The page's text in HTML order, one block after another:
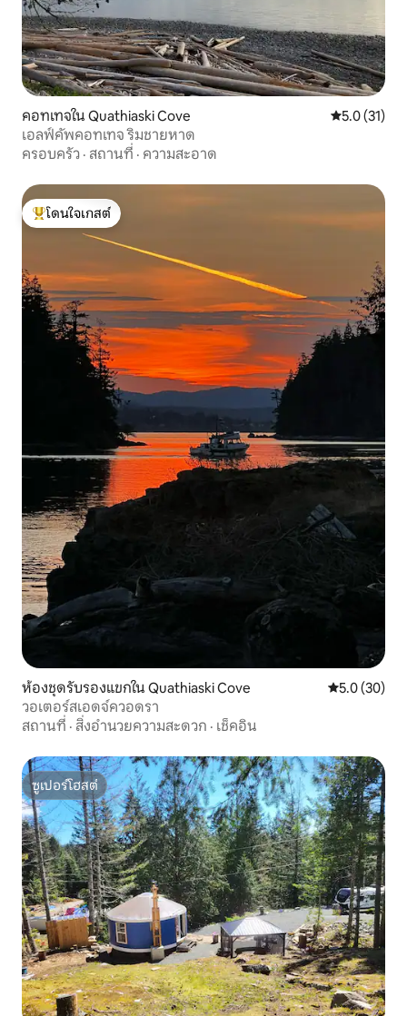
คอทเทจใน Quathiaski Cove คะแนนเฉลี่ย
5.0 (31)
เอลฟ์คัพคอทเทจ ริมชายหาด
ครอบครัว · สถานที่ · ความสะอาด
โดนใจเกสต์ที่สุด
โดนใจเกสต์
ห้องชุดรับรองแขกใน Quathiaski Cove คะแนนเฉลี่ย
5.0 (30)
วอเตอร์สเอดจ์ควอดรา
สถานที่ · สิ่งอำนวยความสะดวก · เช็คอิน
ซูเปอร์โฮสต์
ซูเปอร์โฮสต์